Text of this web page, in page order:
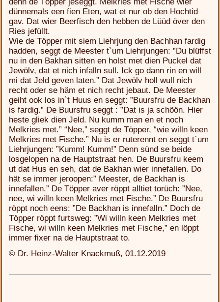
dünnemals een fien Eten, wat et nur ob den Hochtid
gav. Dat wier Beerfisch den hebben de Lüüd över den
Ries jefüllt.
Wie de Töpper mit siem Liehrjung den Bachhan fardig
hadden, seggt de Meester t`um Liehrjungen: ”Du blüffst
nu in den Bakhan sitten en holst met dien Puckel dat
Jewölv, dat et nich infalln sull. Ick go dann rin en will
mi dat Jeld geven laten.” Dat Jewölv holl wull nich
recht oder se häm et nich recht jebaut. De Meester
geiht ook los in`t Huus en seggt: ”Buursfru de Backhan
is fardig.” De Buursfru seggt : ”Dat is ja schöön. Hier
heste gliek dien Jeld. Nu kumm man en et noch
Melkries met.” “Nee,” seggt de Töpper, “wie willn keen
Melkries met Fische.” Nu is er ruterennt en seggt t`um
Liehrjungen: ”Kumm! Kumm!” Denn sünd se beide
losgelopen na de Hauptstraat hen. De Buursfru keem
ut dat Hus en seh, dat de Bakhan wier innefallen. Do
hät se immer jeroopen:” Meester, de Backhan is
innefallen.” De Töpper aver röppt alltiet torüch: ”Nee,
nee, wi willn keen Melkries met Fische.” De Buursfru
röppt noch eens: ”De Backhan is innefalln.” Doch de
Töpper röppt furtsweg: ”Wi willn keen Melkries met
Fische, wi willn keen Melkries met Fische,” en löppt
immer fixer na de Hauptstraat to.
© Dr. Heinz-Walter Knackmuß, 01.12.2019